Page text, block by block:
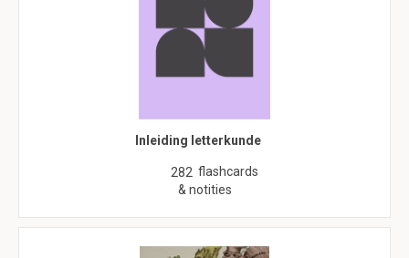
Inleiding letterkunde
282 flashcards
& notities